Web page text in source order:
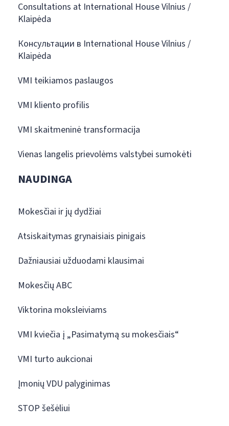
Consultations at International House Vilnius /
Klaipėda
Консультации в International House Vilnius /
Klaipėda
VMI teikiamos paslaugos
VMI kliento profilis
VMI skaitmeninė transformacija
Vienas langelis prievolėms valstybei sumokėti
NAUDINGA
Mokesčiai ir jų dydžiai
Atsiskaitymas grynaisiais pinigais
Dažniausiai užduodami klausimai
Mokesčių ABC
Viktorina moksleiviams
VMI kviečia į „Pasimatymą su mokesčiais“
VMI turto aukcionai
Įmonių VDU palyginimas
STOP šešėliui